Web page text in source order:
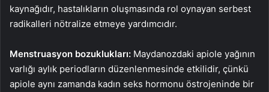
kaynağıdır, hastalıkların oluşmasında rol oynayan serbest
radikalleri nötralize etmeye yardımcıdır.
Menstruasyon bozuklukları: Maydanozdaki apiole yağının
varlığı aylık periodların düzenlenmesinde etkilidir, çünkü
apiole aynı zamanda kadın seks hormonu östrojeninde bir